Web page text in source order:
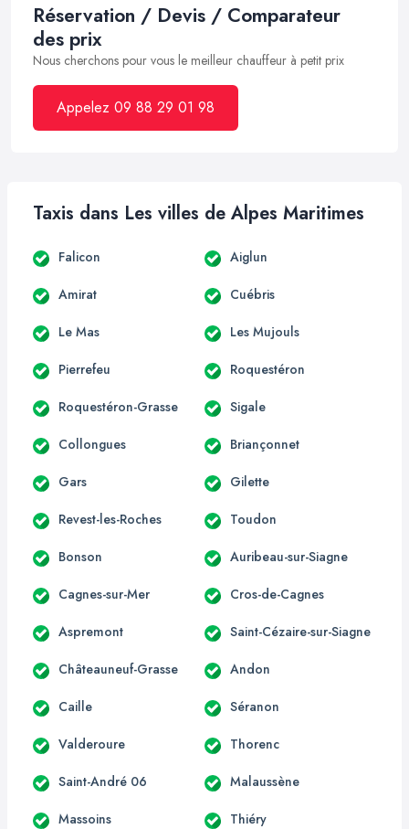
Réservation / Devis / Comparateur
des prix
Nous cherchons pour vous le meilleur chauffeur à petit prix
Appelez 09 88 29 01 98
Taxis dans Les villes de Alpes Maritimes
Falicon Aiglun
Amirat Cuébris
Le Mas Les Mujouls
Pierrefeu Roquestéron
Roquestéron-Grasse Sigale
Collongues Briançonnet
Gars Gilette
Revest-les-Roches Toudon
Bonson Auribeau-sur-Siagne
Cagnes-sur-Mer Cros-de-Cagnes
Aspremont Saint-Cézaire-sur-Siagne
Châteauneuf-Grasse Andon
Caille Séranon
Valderoure Thorenc
Saint-André 06 Malaussène
Massoins Thiéry